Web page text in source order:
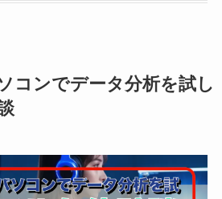
コンでデータ分析を試し